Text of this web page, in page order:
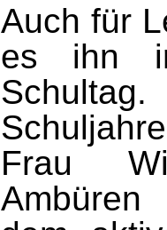
Auch für
es ihn
Frau